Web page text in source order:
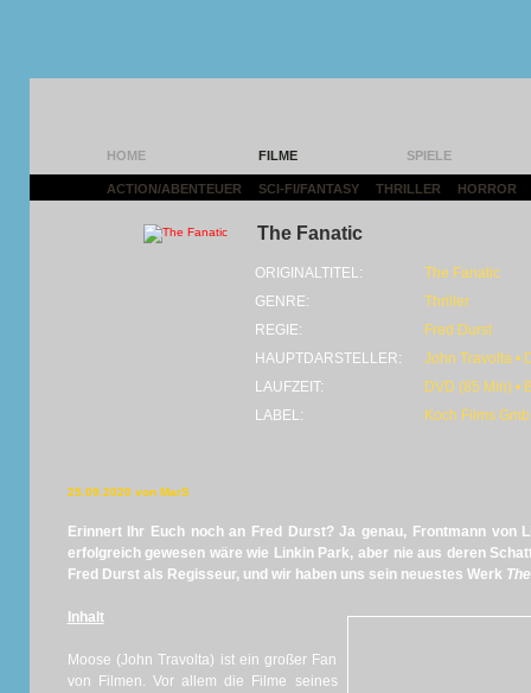
HOME FILME SPIELE
ACTION/ABENTEUER SCI-FI/FANTASY THRILLER HORROR
The Fanatic
ORIGINALTITEL:
The Fanatic
GENRE:
Thriller
REGIE:
Fred Durst
HAUPTDARSTELLER:
John Travolta •
LAUFZEIT:
DVD (85 Min) •
LABEL:
Koch Films
25.09.2020 von MarS
Erinnert Ihr Euch noch an Fred Durst? Ja genau, Frontmann von
erfolgreich gewesen wäre wie Linkin Park, aber nie aus deren
Fred Durst als Regisseur, und wir haben uns sein neuestes Werk
Inhalt
Moose (John Travolta) ist ein großer Fan
von Filmen. Vor allem die Filme seines